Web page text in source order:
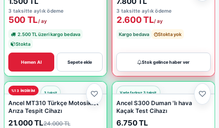
3 taksitte aylık ödeme
500 TL/ ay
2.500 TL üzeri kargo bedava
Stokta
Sepete ekle
Hemen Al
3 taksitte aylık ödeme
2.600 TL/ ay
Kargo bedava Stokta yok
Stok gelince haber ver
%13 INDIRIM
Ancel MT310 Türkçe Motosiklet
Arıza Tespit Cihazı
21.000 TL24.000 TL
Ancel S300 Duman 'lı hava
Kaçak Test Cihazı
6.750 TL